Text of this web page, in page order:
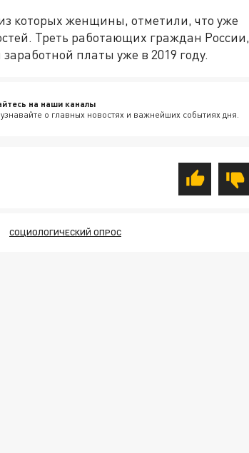
которых женщины, отметили, что уже
Треть работающих граждан России,
платы уже в 2019 году.
на наши каналы
о главных новостях и важнейших событиях дня.
СОЦИОЛОГИЧЕСКИЙ ОПРОС